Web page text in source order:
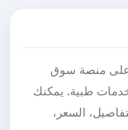
على منصة سوق
طبية. يمكنك
السعر،